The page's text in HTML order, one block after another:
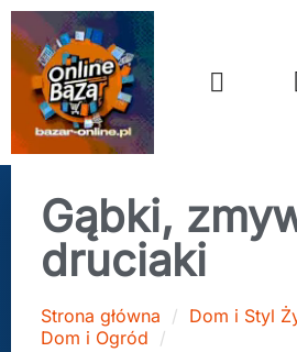
Gąbki,
druciaki
Strona główna
Dom i Styl
Dom i Ogród